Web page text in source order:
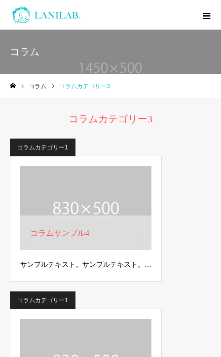
コラム
コラム コラムカテゴリー3
コラムカテゴリー3
コラムカテゴリー1
コラムサンプル4
サンプルテキスト。サンプルテキスト。…
コラムカテゴリー1